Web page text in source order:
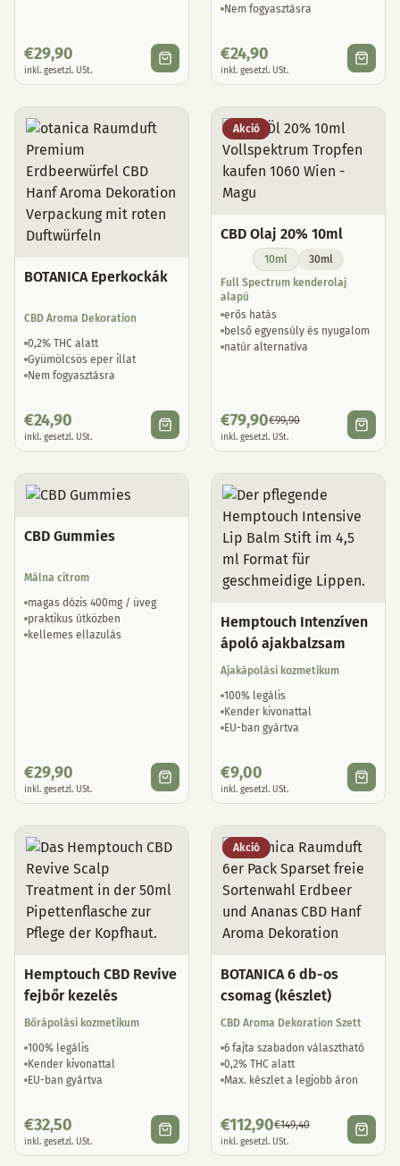
€29,90
inkl. gesetzl. USt.
Nem fogyasztásra
€24,90
inkl. gesetzl. USt.
BOTANICA Eperkockák
CBD Aroma Dekoration
0,2% THC alatt
Gyümölcsös eper illat
Nem fogyasztásra
€24,90
inkl. gesetzl. USt.
Akció
CBD Olaj 20% 10ml
10ml
30ml
Full Spectrum kenderolaj
alapú
erős hatás
belső egyensúly és nyugalom
natúr alternatíva
€79,90€99,90
inkl. gesetzl. USt.
CBD Gummies
Málna citrom
magas dózis 400mg / üveg
praktikus útközben
kellemes ellazulás
€29,90
inkl. gesetzl. USt.
Hemptouch Intenzíven
ápoló ajakbalzsam
Ajakápolási kozmetikum
100% legális
Kender kivonattal
EU-ban gyártva
€9,00
inkl. gesetzl. USt.
Hemptouch CBD Revive
fejbőr kezelés
Bőrápolási kozmetikum
100% legális
Kender kivonattal
EU-ban gyártva
€32,50
inkl. gesetzl. USt.
Akció
BOTANICA 6 db-os
csomag (készlet)
CBD Aroma Dekoration Szett
6 fajta szabadon választható
0,2% THC alatt
Max. készlet a legjobb áron
€112,90€149,40
inkl. gesetzl. USt.